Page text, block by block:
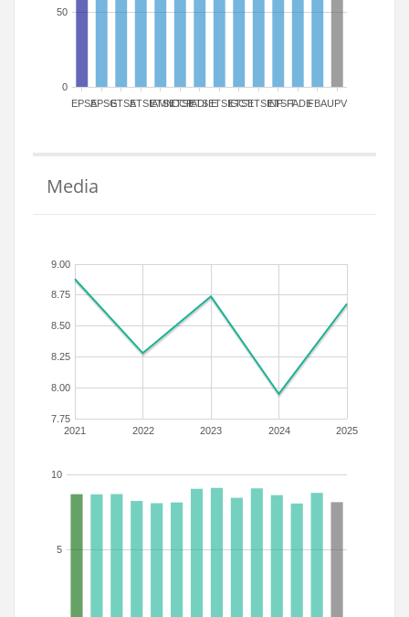
EPSAEPSGETSAETSIAMN
ETSICCP
ETSIADI
ETSIEETSIGCT
ETSIIETSINFETSITFADEFBAUPV
0
50
Media
2021 2022 2023 2024 2025
7.75
8.00
8.25
8.50
8.75
9.00
5
10